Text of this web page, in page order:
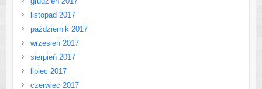
listopad 2017
październik 2017
wrzesień 2017
sierpień 2017
lipiec 2017
czerwiec 2017